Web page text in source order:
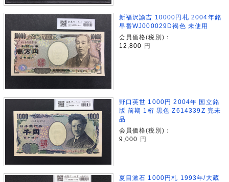
新福沢諭吉 10000円札 2004年銘
早番WJ000029D褐色 未使用
会員価格(税別)：
12,800 円
野口英世 1000円 2004年 国立銘
版 前期 1桁 黒色 Z614339Z 完未
品
会員価格(税別)：
9,000 円
夏目漱石 1000円札 1993年/大蔵